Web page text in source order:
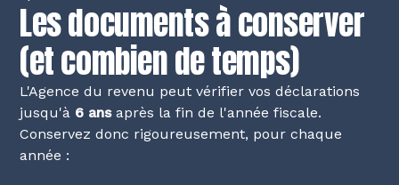
Les documents à conserver
(et combien de temps)
L'Agence du revenu peut vérifier vos déclarations
jusqu'à 6 ansaprès la fin de l'année fiscale.
Conservez donc rigoureusement, pour chaque
année :